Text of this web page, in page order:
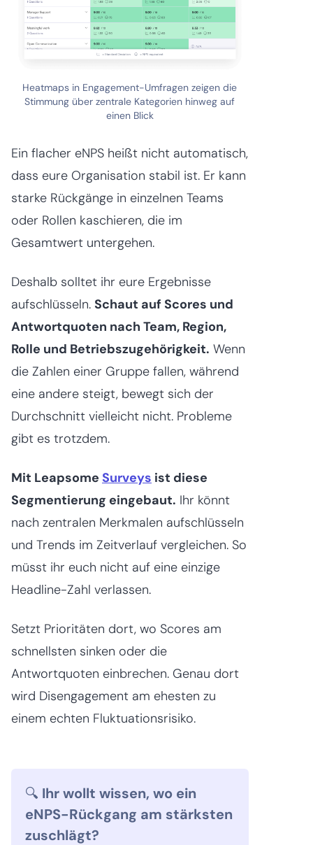
Heatmaps in Engagement-Umfragen zeigen die
Stimmung über zentrale Kategorien hinweg auf
einen Blick
Ein flacher eNPS heißt nicht automatisch,
dass eure Organisation stabil ist. Er kann
starke Rückgänge in einzelnen Teams
oder Rollen kaschieren, die im
Gesamtwert untergehen.
Deshalb solltet ihr eure Ergebnisse
aufschlüsseln. Schaut auf Scores und
Antwortquoten nach Team, Region,
Rolle und Betriebszugehörigkeit. Wenn
die Zahlen einer Gruppe fallen, während
eine andere steigt, bewegt sich der
Durchschnitt vielleicht nicht. Probleme
gibt es trotzdem.
Mit Leapsome Surveys ist diese
Segmentierung eingebaut. Ihr könnt
nach zentralen Merkmalen aufschlüsseln
und Trends im Zeitverlauf vergleichen. So
müsst ihr euch nicht auf eine einzige
Headline-Zahl verlassen.
Setzt Prioritäten dort, wo Scores am
schnellsten sinken oder die
Antwortquoten einbrechen. Genau dort
wird Disengagement am ehesten zu
einem echten Fluktuationsrisiko.
🔍 Ihr wollt wissen, wo ein
eNPS-Rückgang am stärksten
zuschlägt?